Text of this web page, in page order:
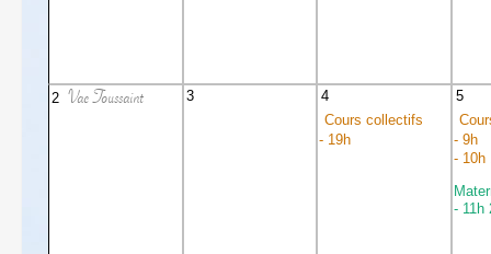
2 Vac Toussaint 3
4
Cours collectifs
- 19h
5
- 9h
- 10h
- 11h